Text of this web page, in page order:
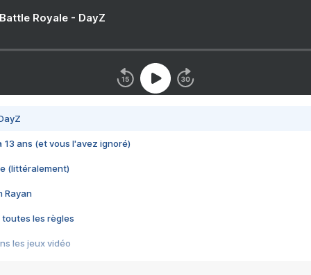
Royale - DayZ
13 ans (et vous l'avez ignoré)
(littéralement)
Rayan
toutes les règles
les jeux vidéo